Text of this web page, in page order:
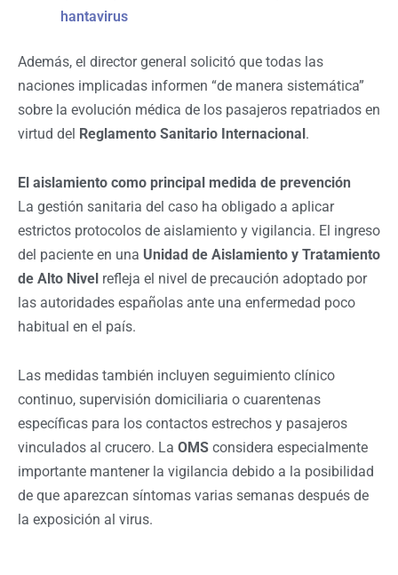
hantavirus
Además, el director general solicitó que todas las
naciones implicadas informen “de manera sistemática”
sobre la evolución médica de los pasajeros repatriados en
virtud del Reglamento Sanitario Internacional.
El aislamiento como principal medida de prevención
La gestión sanitaria del caso ha obligado a aplicar
estrictos protocolos de aislamiento y vigilancia. El ingreso
del paciente en una Unidad de Aislamiento y Tratamiento
de Alto Nivel refleja el nivel de precaución adoptado por
las autoridades españolas ante una enfermedad poco
habitual en el país.
Las medidas también incluyen seguimiento clínico
continuo, supervisión domiciliaria o cuarentenas
específicas para los contactos estrechos y pasajeros
vinculados al crucero. La OMS considera especialmente
importante mantener la vigilancia debido a la posibilidad
de que aparezcan síntomas varias semanas después de
la exposición al virus.